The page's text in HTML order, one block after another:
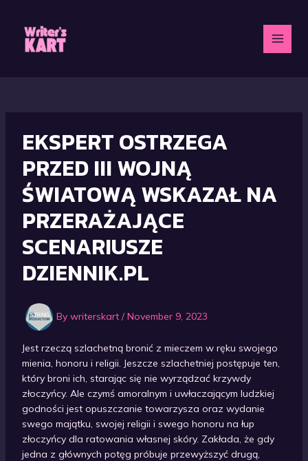
content
EKSPERT OSTRZEGA
PRZED III WOJNĄ
ŚWIATOWĄ WSKAZAŁ NA
PRZERAŻAJĄCE
SCENARIUSZE
DZIENNIK.PL
By writerskart /November 9, 2023
Jest rzeczą szlachetną bronić z mieczem w ręku swojego
mienia, honoru i religii. Jeszcze szlachetniej postępuje ten,
który broni ich, starając się nie wyrządzać krzywdy
złoczyńcy. Ale czymś amoralnym i uwłaczającym ludzkiej
godności jest opuszczanie towarzysza oraz wydanie
swego majątku, swojej religii i swego honoru na łup
złoczyńcy dla ratowania własnej skóry. Zakłada, że gdy
jedna z głównych potęg próbuje przewyższyć drugą,